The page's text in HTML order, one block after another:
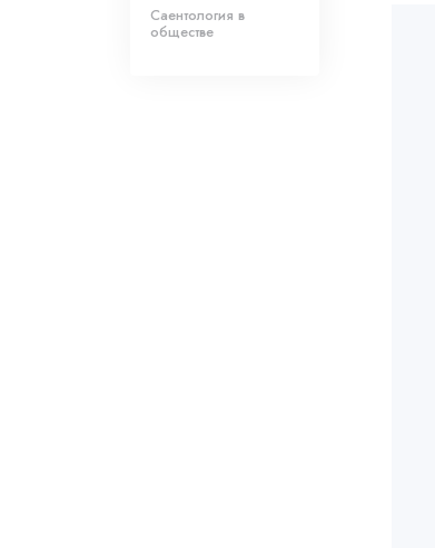
Саентология в
обществе